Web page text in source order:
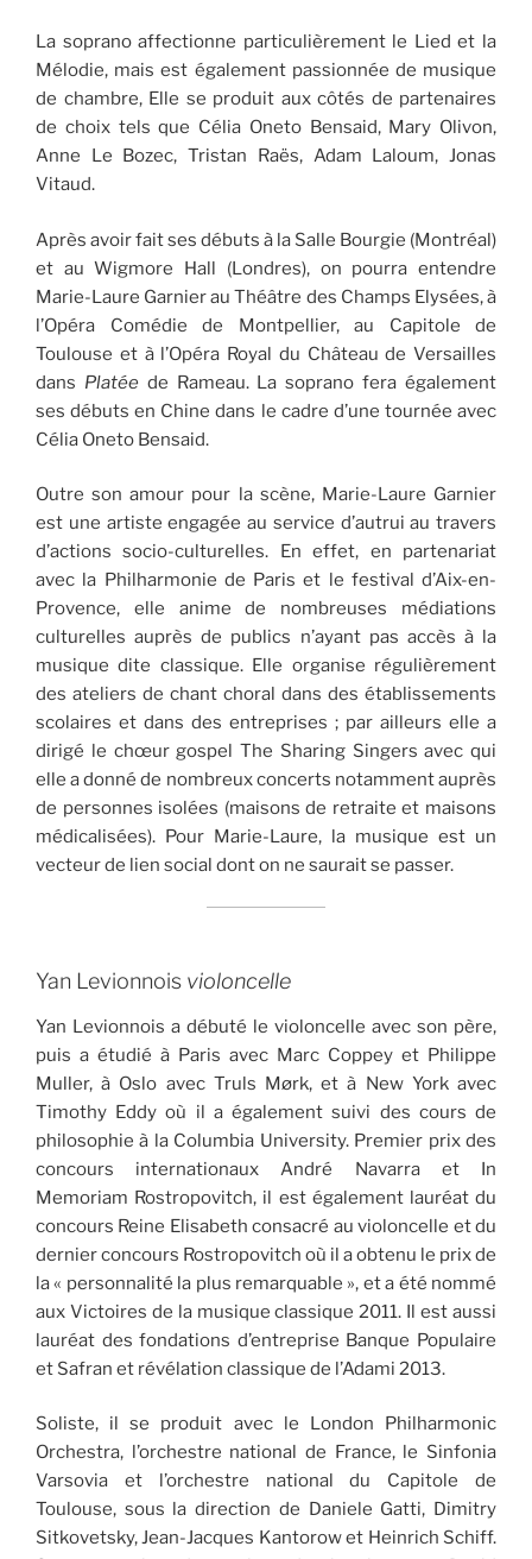
La soprano affectionne particulièrement le Lied et la
Mélodie, mais est également passionnée de musique
de chambre, Elle se produit aux côtés de partenaires
de choix tels que Célia Oneto Bensaid, Mary Olivon,
Anne Le Bozec, Tristan Raës, Adam Laloum, Jonas
Vitaud.
Après avoir fait ses débuts à la Salle Bourgie (Montréal)
et au Wigmore Hall (Londres), on pourra entendre
Marie-Laure Garnier au Théâtre des Champs Elysées, à
l’Opéra Comédie de Montpellier, au Capitole de
Toulouse et à l’Opéra Royal du Château de Versailles
dans Platéede Rameau. La soprano fera également
ses débuts en Chine dans le cadre d’une tournée avec
Célia Oneto Bensaid.
Outre son amour pour la scène, Marie-Laure Garnier
est une artiste engagée au service d’autrui au travers
d’actions socio-culturelles. En effet, en partenariat
avec la Philharmonie de Paris et le festival d’Aix-en-
Provence, elle anime de nombreuses médiations
culturelles auprès de publics n’ayant pas accès à la
musique dite classique. Elle organise régulièrement
des ateliers de chant choral dans des établissements
scolaires et dans des entreprises ; par ailleurs elle a
dirigé le chœur gospel The Sharing Singers avec qui
elle a donné de nombreux concerts notamment auprès
de personnes isolées (maisons de retraite et maisons
médicalisées). Pour Marie-Laure, la musique est un
vecteur de lien social dont on ne saurait se passer.
Yan Levionnois violoncelle
Yan Levionnois a débuté le violoncelle avec son père,
puis a étudié à Paris avec Marc Coppey et Philippe
Muller, à Oslo avec Truls Mørk, et à New York avec
Timothy Eddy où il a également suivi des cours de
philosophie à la Columbia University. Premier prix des
concours internationaux André Navarra et In
Memoriam Rostropovitch, il est également lauréat du
concours Reine Elisabeth consacré au violoncelle et du
dernier concours Rostropovitch où il a obtenu le prix de
la « personnalité la plus remarquable », et a été nommé
aux Victoires de la musique classique 2011. Il est aussi
lauréat des fondations d’entreprise Banque Populaire
et Safran et révélation classique de l’Adami 2013.
Soliste, il se produit avec le London Philharmonic
Orchestra, l’orchestre national de France, le Sinfonia
Varsovia et l’orchestre national du Capitole de
Toulouse, sous la direction de Daniele Gatti, Dimitry
Sitkovetsky, Jean-Jacques Kantorow et Heinrich Schiff.